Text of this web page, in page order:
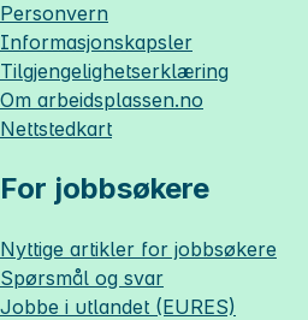
Personvern
Informasjonskapsler
Tilgjengelighetserklæring
Om arbeidsplassen.no
Nettstedkart
For jobbsøkere
Nyttige artikler for jobbsøkere
Spørsmål og svar
Jobbe i utlandet (EURES)